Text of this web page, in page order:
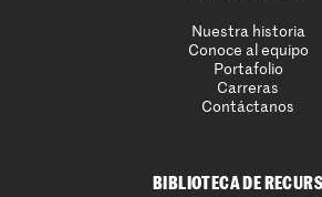
Nuestra historia
Conoce al equipo
Portafolio
Carreras
Contáctanos
BIBLIOTECA DE